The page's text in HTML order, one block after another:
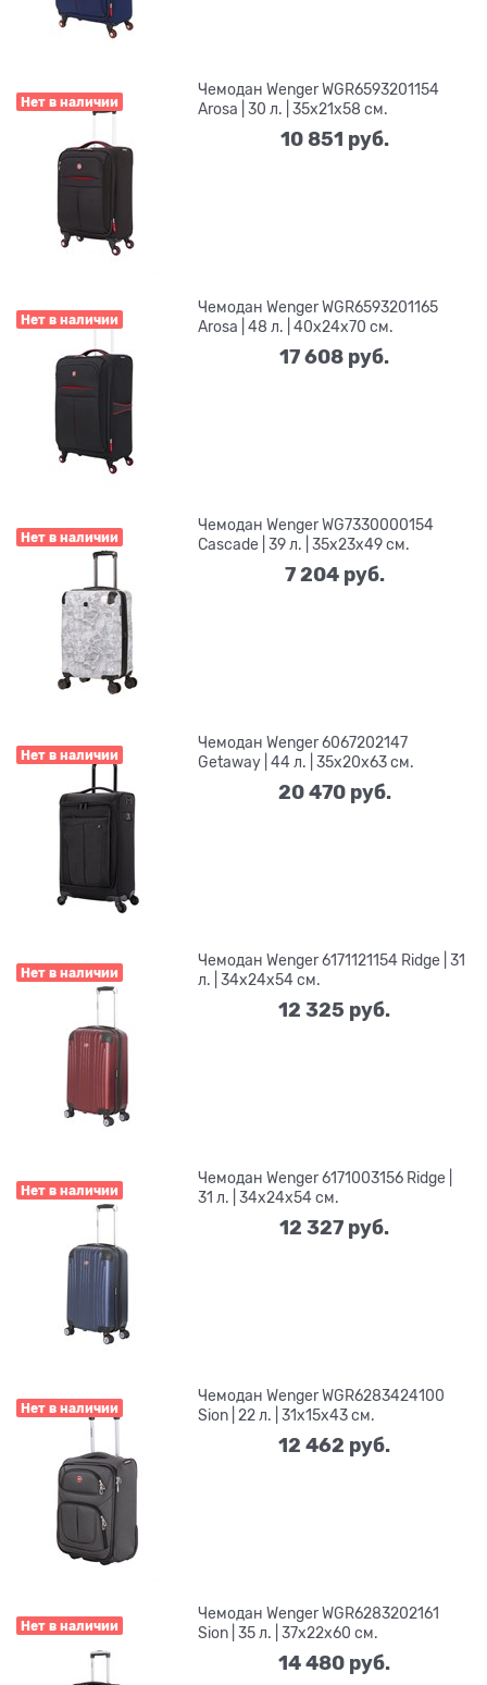
Нет в наличии
Чемодан Wenger WGR6593201154
Arosa | 30 л. | 35x21x58 см.
10 851 руб.
Нет в наличии
Чемодан Wenger WGR6593201165
Arosa | 48 л. | 40x24x70 см.
17 608 руб.
Нет в наличии
Чемодан Wenger WG7330000154
Cascade | 39 л. | 35x23x49 см.
7 204 руб.
Нет в наличии
Чемодан Wenger 6067202147
Getaway | 44 л. | 35x20x63 см.
20 470 руб.
Нет в наличии
Чемодан Wenger 6171121154 Ridge | 31
л. | 34x24x54 см.
12 325 руб.
Нет в наличии
Чемодан Wenger 6171003156 Ridge |
31 л. | 34x24x54 см.
12 327 руб.
Нет в наличии
Чемодан Wenger WGR6283424100
Sion | 22 л. | 31x15x43 см.
12 462 руб.
Нет в наличии
Чемодан Wenger WGR6283202161
Sion | 35 л. | 37x22x60 см.
14 480 руб.